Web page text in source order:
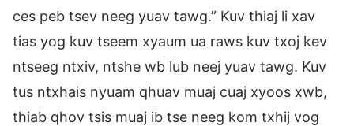
ces peb tsev neeg yuav tawg.” Kuv thiaj li xav
tias yog kuv tseem xyaum ua raws kuv txoj kev
ntseeg ntxiv, ntshe wb lub neej yuav tawg. Kuv
tus ntxhais nyuam qhuav muaj cuaj xyoos xwb,
thiab qhov tsis muaj ib tse neeg kom txhij vog